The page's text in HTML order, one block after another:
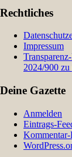
Rechtliches
Impressum
2024/900
Deine Gazette
Anmelden
Eintrags-
Kommentar-